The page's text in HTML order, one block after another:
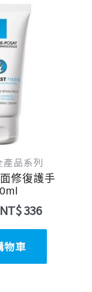
品系列
修復護手
：
420。
NT$336
物車